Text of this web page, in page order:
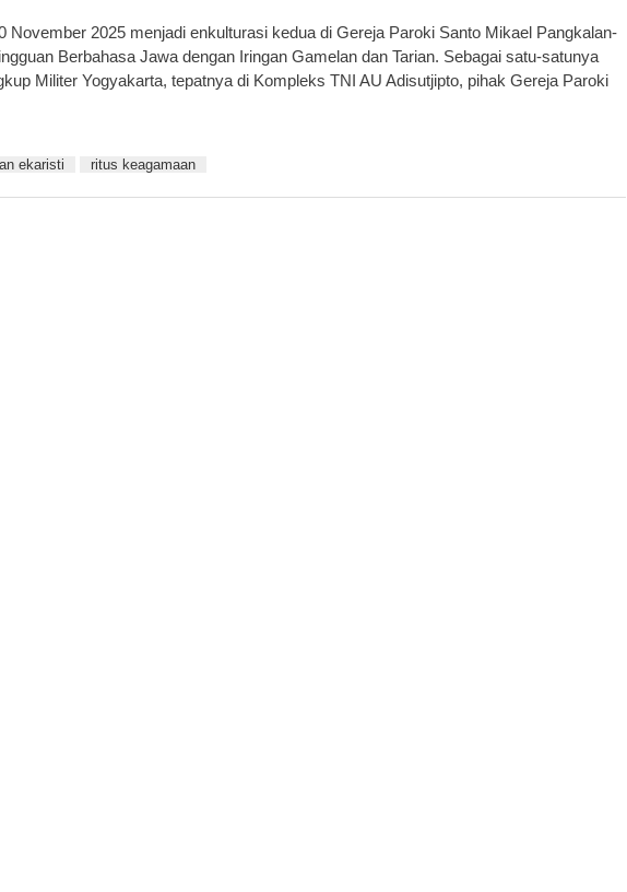
November 2025 menjadi enkulturasi kedua di Gereja Paroki Santo Mikael Pangkalan-
Berbahasa Jawa dengan Iringan Gamelan dan Tarian. Sebagai satu-satunya
Militer Yogyakarta, tepatnya di Kompleks TNI AU Adisutjipto, pihak Gereja Paroki
ekaristi ritus keagamaan